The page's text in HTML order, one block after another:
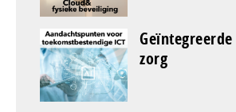
zorg